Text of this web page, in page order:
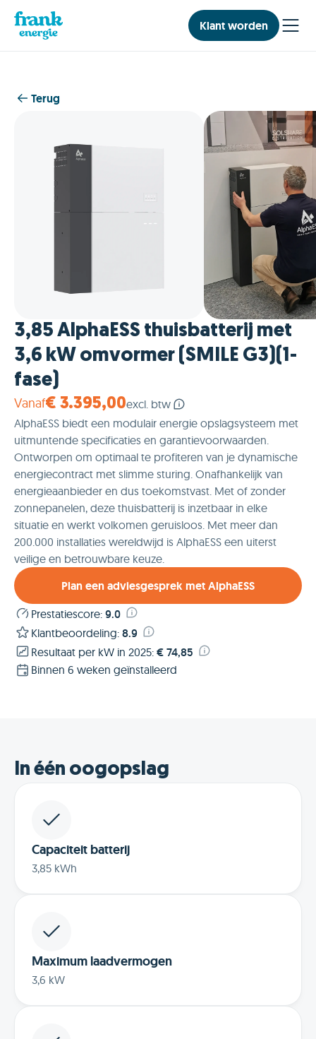
Klant worden
Terug
3,85 AlphaESS thuisbatterij met
3,6 kW omvormer (SMILE G3)(1-
fase)
Vanaf€ 3.395,00excl. btw
AlphaESS biedt een modulair energie opslagsysteem met
uitmuntende specificaties en garantievoorwaarden.
Ontworpen om optimaal te profiteren van je dynamische
energiecontract met slimme sturing. Onafhankelijk van
energieaanbieder en dus toekomstvast. Met of zonder
zonnepanelen, deze thuisbatterij is inzetbaar in elke
situatie en werkt volkomen geruisloos. Met meer dan
200.000 installaties wereldwijd is AlphaESS een uiterst
veilige en betrouwbare keuze.
Plan een adviesgesprek met AlphaESS
Prestatiescore: 9.0
Klantbeoordeling: 8.9
Resultaat per kW in 2025: € 74,85
Binnen 6 weken geïnstalleerd
In één oogopslag
Capaciteit batterij
3,85 kWh
Maximum laadvermogen
3,6 kW